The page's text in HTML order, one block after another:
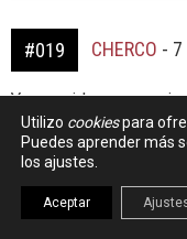
#019 CHERCO -
Yo considero que
profesores y el
Me explico ahora:
Los materiales que
transmitirse de
Utilizo cookiespara
Puedes aprender más
los ajustes.
Aceptar